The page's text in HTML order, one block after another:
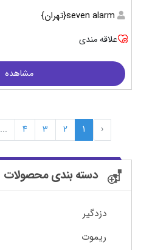
دسته بندی محصولات
دزدگیر
ریموت
seven alarm{تهران}
علاقه مندی
مشاهده
‹
1
2
3
4
...